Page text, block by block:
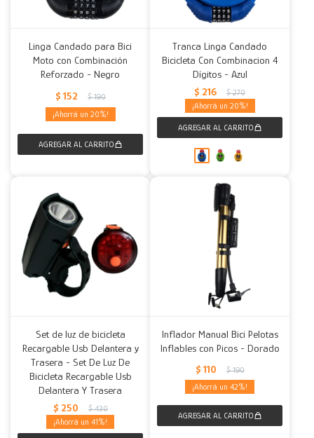
Linga Candado para Bici
Moto con Combinación
Reforzado - Negro
$ 152 $ 190
20
Tranca Linga Candado
Bicicleta Con Combinacion 4
Dígitos - Azul
$ 216 $ 270
20
Set de luz de bicicleta
Recargable Usb Delantera y
Trasera - Set De Luz De
Bicicleta Recargable Usb
Delantera Y Trasera
$ 250 $ 430
41
Inflador Manual Bici Pelotas
Inflables con Picos - Dorado
$ 110 $ 190
42